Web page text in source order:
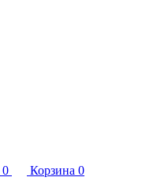
0 Корзина 0